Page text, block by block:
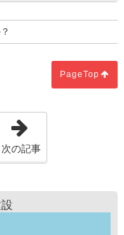
PageTop
トショックとは？」
次の記事